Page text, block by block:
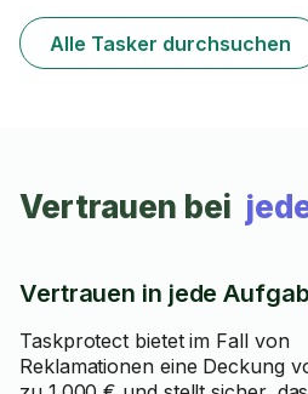
Alle Tasker durchsuchen
Vertrauen bei
Vertrauen in jede
Taskprotect bietet im Fall von
Reklamationen eine Deckung